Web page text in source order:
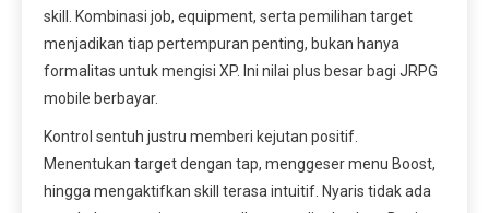
skill. Kombinasi job, equipment, serta pemilihan target
menjadikan tiap pertempuran penting, bukan hanya
formalitas untuk mengisi XP. Ini nilai plus besar bagi JRPG
mobile berbayar.
Kontrol sentuh justru memberi kejutan positif.
Menentukan target dengan tap, menggeser menu Boost,
hingga mengaktifkan skill terasa intuitif. Nyaris tidak ada